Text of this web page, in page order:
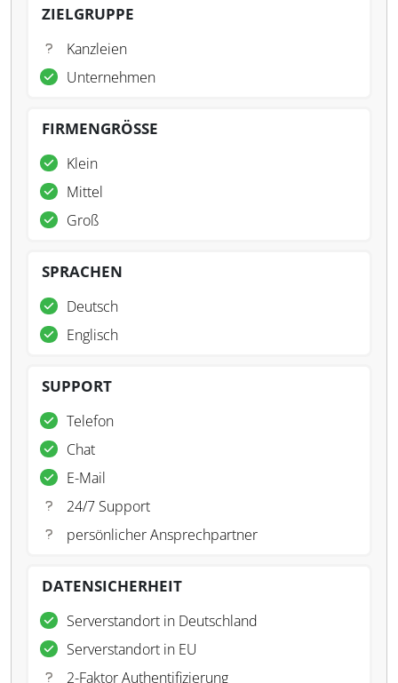
ZIELGRUPPE
Kanzleien
Unternehmen
FIRMENGRÖSSE
Klein
Mittel
Groß
SPRACHEN
Deutsch
Englisch
SUPPORT
Telefon
Chat
E-Mail
24/7 Support
persönlicher Ansprechpartner
DATENSICHERHEIT
Serverstandort in Deutschland
Serverstandort in EU
2-Faktor Authentifizierung